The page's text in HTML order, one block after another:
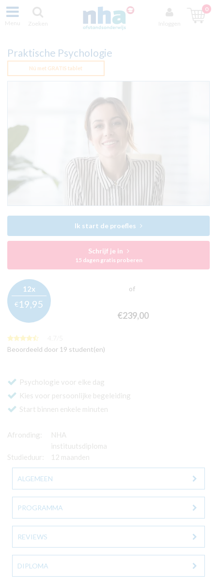
Menu Zoeken Inloggen
0
Praktische Psychologie
Nú met GRATIS tablet
Ik start de proefles
Schrijf je in
15 dagen gratis proberen
12x
€19, 95
of
€239,00
4.7
Beoordeeld door 19 student(en)
Psychologie voor elke dag
Kies voor persoonlijke begeleiding
Start binnen enkele minuten
Afronding:
NHA
instituutsdiploma
Studieduur:
12 maanden
ALGEMEEN
PROGRAMMA
REVIEWS
DIPLOMA